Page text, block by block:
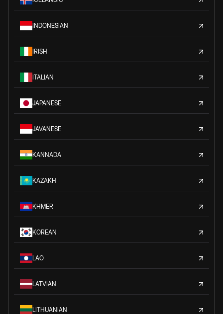
INDONESIAN
IRISH
ITALIAN
JAPANESE
JAVANESE
KANNADA
KAZAKH
KHMER
KOREAN
LAO
LATVIAN
LITHUANIAN